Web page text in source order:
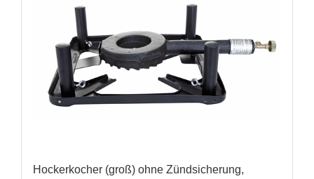
Hockerkocher (groß) ohne Zündsicherung,